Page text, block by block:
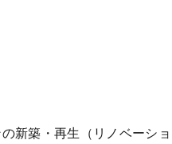
新築・再生（リノベーショ